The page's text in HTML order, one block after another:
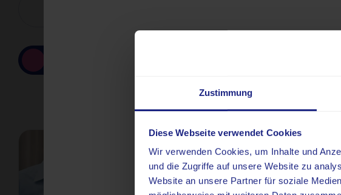
Zustimmung
Diese Webseite verwendet Cookies
Wir verwenden Cookies, um Inhalte und
und die Zugriffe auf unsere Website zu
Website an unsere Partner für soziale